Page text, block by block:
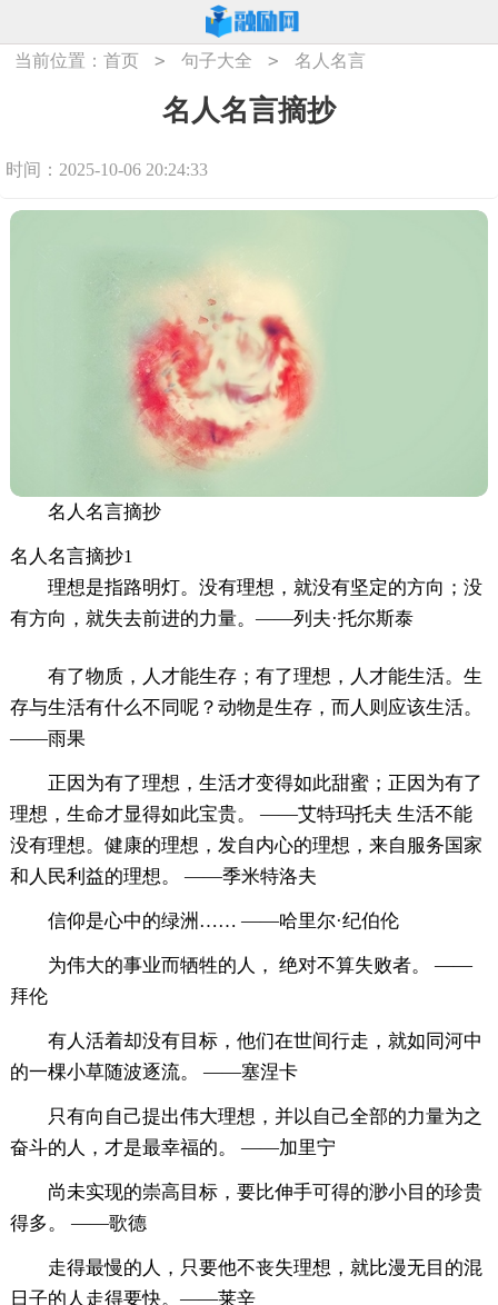
当前位置：首页 > 句子大全 > 名人名言
名人名言摘抄
时间：2025-10-06 20:24:33
名人名言摘抄
名人名言摘抄1
理想是指路明灯。没有理想，就没有坚定的方向；没
有方向，就失去前进的力量。——列夫·托尔斯泰
有了物质，人才能生存；有了理想，人才能生活。生
存与生活有什么不同呢？动物是生存，而人则应该生活。
——雨果
正因为有了理想，生活才变得如此甜蜜；正因为有了
理想，生命才显得如此宝贵。 ——艾特玛托夫 生活不能
没有理想。健康的理想，发自内心的理想，来自服务国家
和人民利益的理想。 ——季米特洛夫
信仰是心中的绿洲…… ——哈里尔·纪伯伦
为伟大的事业而牺牲的人， 绝对不算失败者。 ——
拜伦
有人活着却没有目标，他们在世间行走，就如同河中
的一棵小草随波逐流。 ——塞涅卡
只有向自己提出伟大理想，并以自己全部的力量为之
奋斗的人，才是最幸福的。 ——加里宁
尚未实现的崇高目标，要比伸手可得的渺小目的珍贵
得多。 ——歌德
走得最慢的人，只要他不丧失理想，就比漫无目的混
日子的人走得要快。——莱辛